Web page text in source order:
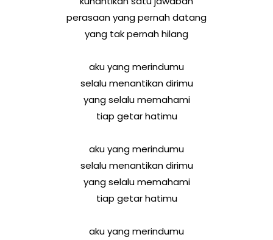
perasaan yang pernah datang
yang tak pernah hilang
aku yang merindumu
selalu menantikan dirimu
yang selalu memahami
tiap getar hatimu
aku yang merindumu
selalu menantikan dirimu
yang selalu memahami
tiap getar hatimu
aku yang merindumu